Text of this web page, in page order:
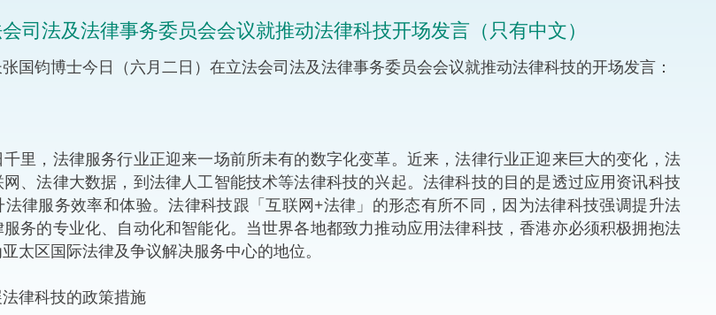
اردو (乌尔都语)
Tiếng Việt (越南语)
特区的安排
路”建设
刑事
相互
司法及法律事务委员会会议就推动法律科技开场发言（只有中文）
钧博士今日（六月二日）在立法会司法及法律事务委员会会议就推动法律科技的开场发言：
，法律服务行业正迎来一场前所未有的数字化变革。近来，法律行业正迎来巨大的变化，法
、法律大数据，到法律人工智能技术等法律科技的兴起。法律科技的目的是透过应用资讯科技
律服务效率和体验。法律科技跟「互联网+法律」的形态有所不同，因为法律科技强调提升法
务的专业化、自动化和智能化。当世界各地都致力推动应用法律科技，香港亦必须积极拥抱法
太区国际法律及争议解决服务中心的地位。
律科技的政策措施